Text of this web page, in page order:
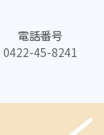
電話番号
0422-45-8241